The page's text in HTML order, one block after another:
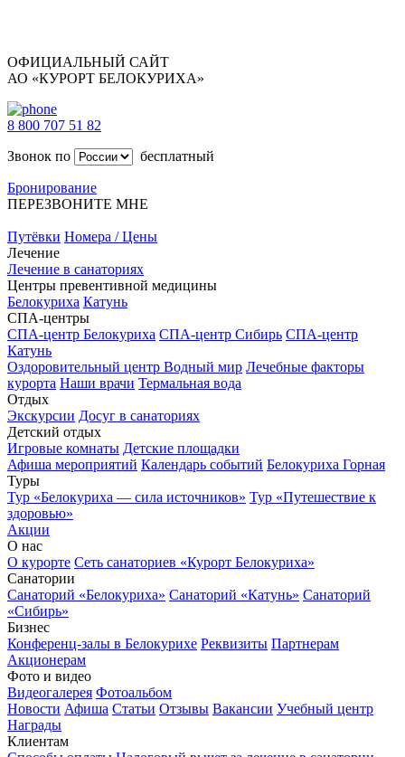
ОФИЦИАЛЬНЫЙ САЙТ
АО «КУРОРТ БЕЛОКУРИХА»
8 800 707 51 82
Звонок по
бесплатный
Бронирование
ПЕРЕЗВОНИТЕ МНЕ
Путёвки Номера / Цены
Лечение
Лечение в санаториях
Центры превентивной медицины
Белокуриха Катунь
СПА-центры
СПА-центр Белокуриха СПА-центр Сибирь СПА-центр
Катунь
Оздоровительный центр Водный мир Лечебные факторы
курорта Наши врачи Термальная вода
Отдых
Экскурсии Досуг в санаториях
Детский отдых
Игровые комнаты Детские площадки
Афиша мероприятий Календарь событий Белокуриха Горная
Туры
Тур «Белокуриха — сила источников» Тур «Путешествие к
здоровью»
Акции
О нас
О курорте Сеть санаториев «Курорт Белокуриха»
Санатории
Санаторий «Белокуриха» Санаторий «Катунь» Санаторий
«Сибирь»
Бизнес
Конференц-залы в Белокурихе Реквизиты Партнерам
Акционерам
Фото и видео
Видеогалерея Фотоальбом
Новости Афиша Статьи Отзывы Вакансии Учебный центр
Награды
Клиентам